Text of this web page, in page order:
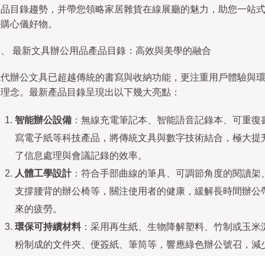
目錄趨勢，并帶您領略家居雜貨在線展廳的魅力，助您一站式
心儀好物。
最新文具辦公用品產品目錄：高效與美學的融合
辦公文具已超越傳統的書寫與收納功能，更注重用戶體驗與環
念。最新產品目錄呈現出以下幾大亮點：
智能辦公設備 ：無線充電筆記本、智能語音記錄本、可重復
寫電子紙等科技產品，將傳統文具與數字技術結合，極大提
了信息處理與會議記錄的效率。
人體工學設計：符合手部曲線的筆具、可調節角度的閱讀架
支撐腰背的辦公椅等，關注使用者的健康，緩解長時間辦公
來的疲勞。
環保可持續材料：采用再生紙、生物降解塑料、竹制或玉米
粉制成的文件夾、便簽紙、筆筒等，響應綠色辦公號召，減